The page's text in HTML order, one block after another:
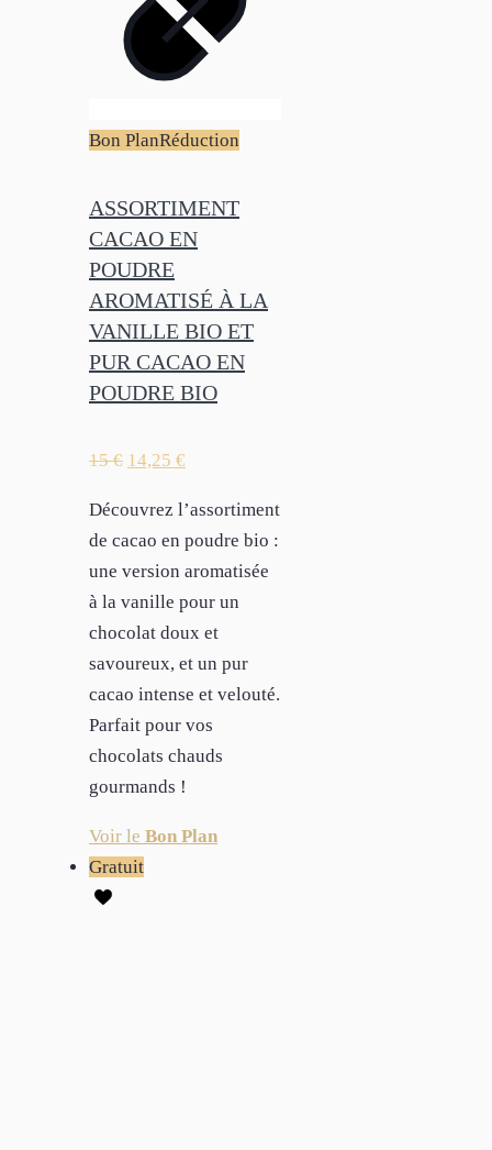
Bon PlanRéduction
ASSORTIMENT
CACAO EN
POUDRE
AROMATISÉ À LA
VANILLE BIO ET
PUR CACAO EN
POUDRE BIO
15€ 14,25 €
Découvrez l’assortiment
de cacao en poudre bio :
une version aromatisée
à la vanille pour un
chocolat doux et
savoureux, et un pur
cacao intense et velouté.
Parfait pour vos
chocolats chauds
gourmands !
Voir le Bon Plan
Gratuit